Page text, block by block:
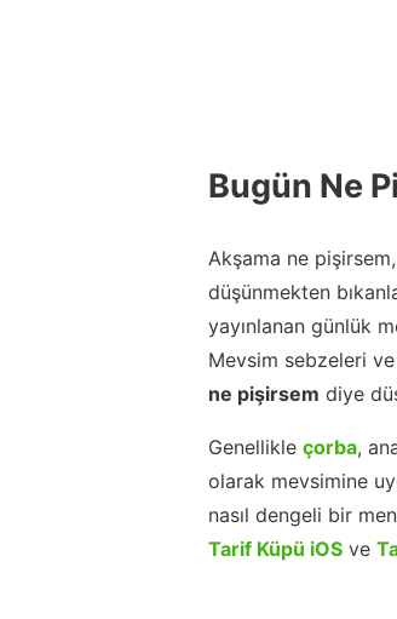
Bugün Ne
Akşama ne
düşünmekten
yayınlanan günlük
Mevsim sebzeleri
ne pişirsem diye
Genellikle çorba,
olarak mevsimine
nasıl dengeli bir
Tarif Küpü iOS ve